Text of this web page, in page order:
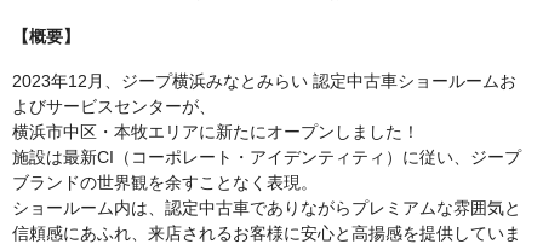
【概要】
2023年12月、ジープ横浜みなとみらい 認定中古車ショールームお
よびサービスセンターが、
横浜市中区・本牧エリアに新たにオープンしました！
施設は最新CI（コーポレート・アイデンティティ）に従い、ジープ
ブランドの世界観を余すことなく表現。
ショールーム内は、認定中古車でありながらプレミアムな雰囲気と
信頼感にあふれ、来店されるお客様に安心と高揚感を提供していま